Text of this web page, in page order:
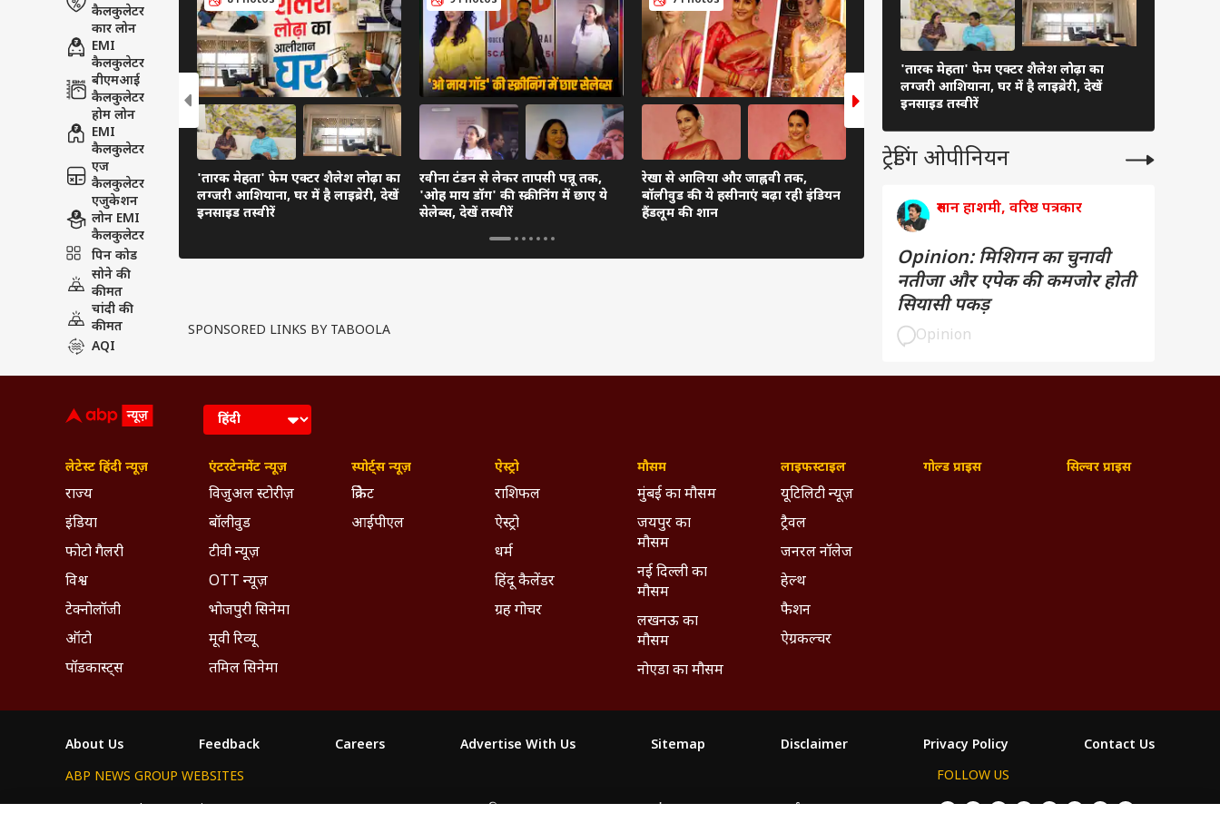
कैलकुलेटर
कार लोन
EMI
कैलकुलेटर
बीएमआई
कैलकुलेटर
होम लोन
EMI
कैलकुलेटर
एज
कैलकुलेटर
एजुकेशन
लोन EMI
कैलकुलेटर
पिन कोड
सोने की
कीमत
चांदी की
कीमत
AQI
'तारक मेहता' फेम एक्टर शैलेश लोढ़ा का
लग्जरी आशियाना, घर में है लाइब्रेरी, देखें
इनसाइड तस्वीरें
रवीना टंडन से लेकर तापसी पन्नू तक,
'ओह माय डॉग' की स्क्रीनिंग में छाए ये
सेलेब्स, देखें तस्वीरें
रेखा से आलिया और जाह्नवी तक,
बॉलीवुड की ये हसीनाएं बढ़ा रही इंडियन
हैंडलूम की शान
लिया...', 'बिग बॉस OTT' फेम जिया
शंकर ने की सगाई
SPONSORED LINKS BY TABOOLA
'तारक मेहता' फेम एक्टर शैलेश लोढ़ा का
लग्जरी आशियाना, घर में है लाइब्रेरी, देखें
इनसाइड तस्वीरें
ट्रेडिंग ओपीनियन
रुमान हाशमी, वरिष्ठ पत्रकार
Opinion: मिशिगन का चुनावी
नतीजा और एपेक की कमजोर होती
सियासी पकड़
Opinion
लेटेस्ट हिंदी न्यूज़
राज्य
इंडिया
फोटो गैलरी
विश्व
टेक्नोलॉजी
ऑटो
पॉडकास्ट्स
एंटरटेनमेंट न्यूज़
विजुअल स्टोरीज़
बॉलीवुड
टीवी न्यूज़
OTT न्यूज़
भोजपुरी सिनेमा
मूवी रिव्यू
तमिल सिनेमा
स्पोर्ट्स न्यूज़
क्रिकेट
आईपीएल
ऐस्ट्रो
राशिफल
ऐस्ट्रो
धर्म
हिंदू कैलेंडर
ग्रह गोचर
मौसम
मुंबई का मौसम
जयपुर का
मौसम
नई दिल्ली का
मौसम
लखनऊ का
मौसम
नोएडा का मौसम
लाइफस्टाइल
यूटिलिटी न्यूज़
ट्रैवल
जनरल नॉलेज
हेल्थ
फैशन
ऐग्रकल्चर
गोल्ड प्राइस सिल्वर प्राइस
About Us Feedback Careers Advertise With Us Sitemap Disclaimer Privacy Policy
Contact Us
ABP NEWS GROUP WEBSITES
FOLLOW US